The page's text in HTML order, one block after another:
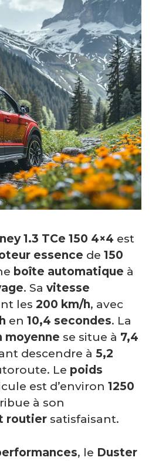
1.3 TCe 150 4×4 est
essence de 150
boîte automatique à
. Sa vitesse
les 200 km/h, avec
en 10,4 secondes. La
moyenne se situe à 7,4
descendre à 5,2
Le poids
est d’environ 1250
à son
routier satisfaisant.
, le Duster